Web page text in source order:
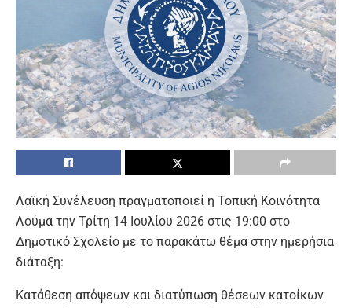
Λαϊκή Συνέλευση πραγματοποιεί η Τοπική Κοινότητα
Λούμα την Τρίτη 14 Ιουλίου 2026 στις 19:00 στο
Δημοτικό Σχολείο με το παρακάτω θέμα στην ημερήσια
διάταξη:
Κατάθεση απόψεων και διατύπωση θέσεων κατοίκων